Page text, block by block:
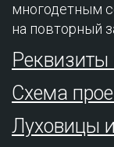
многодетным
на повторный
Схема
Луховицы